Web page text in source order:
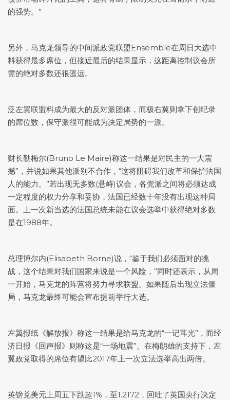
的强势。”
另外，马克龙领导的中间派政党联盟Ensemble在周日大选中
料获得最多席位，但接近最后的结果显示，这距离控制议会所
需的绝对多数还很遥远。
泛左翼联盟料成为最大的反对派团体，而极右翼则拿下创纪录
的席位数，保守派很可能成为决定局势的一派。
财长勒梅尔(Bruno Le Maire)称这一结果是对民主的一大震
撼”，并说如果其他派别不合作，“这将阻碍我们改革和保护法国
人的能力。”若出现无多数(悬峙)议会，各党派之间将必须达成
一定程度的权力分享和妥协，法国已经数十年没有出现这种局
面。上一次新当选的法国总统未能在议会选举中获得绝对多数
是在1988年。
总理博尔内(Elisabeth Borne)说，“鉴于我们必须面对的挑
战，这个结果对我们国家来说是一个风险，”同时还表示，从周
一开始，马克龙的阵营将努力寻求联盟。如果随后出现立法僵
局，马克龙最终可能会宣布提前举行大选。
左翼报纸《解放报》称这一结果是给马克龙的“一记耳光”，而经
济日报《回声报》则称这是“一场地震”。在梅朗雄的支持下，左
翼政党取得的席位有望比2017年上一次立法选举高出两倍。
英镑兑美元 上周五下跌超1%，至1.2172，回吐了英国央行决定